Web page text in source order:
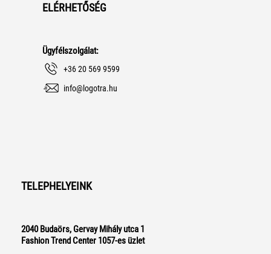
ELÉRHETŐSÉG
Ügyfélszolgálat:
+36 20 569 9599
info@logotra.hu
TELEPHELYEINK
2040 Budaörs, Gervay Mihály utca 1
Fashion Trend Center 1057-es üzlet